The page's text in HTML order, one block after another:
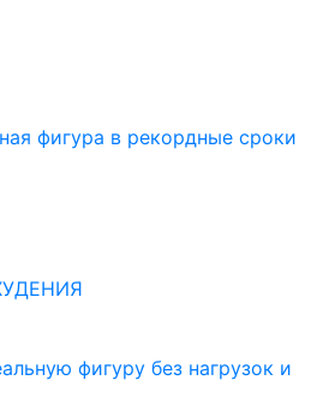
фигура в рекордные сроки
фигуру без нагрузок и